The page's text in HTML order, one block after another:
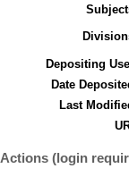
Depositing
Date
Last
Actions (login